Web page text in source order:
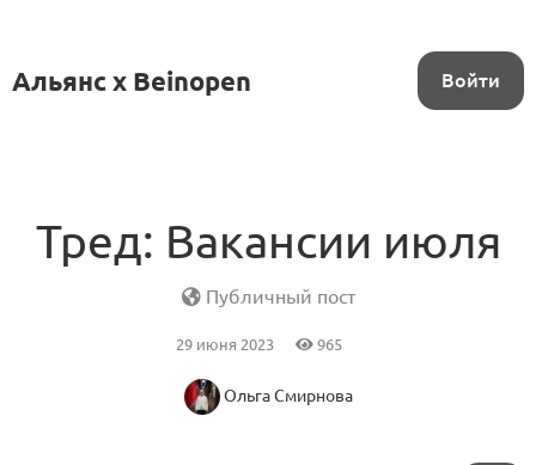
Альянс x Beinopen Войти
Тред: Вакансии июля
Публичный пост
29 июня 2023 965
Ольга Смирнова